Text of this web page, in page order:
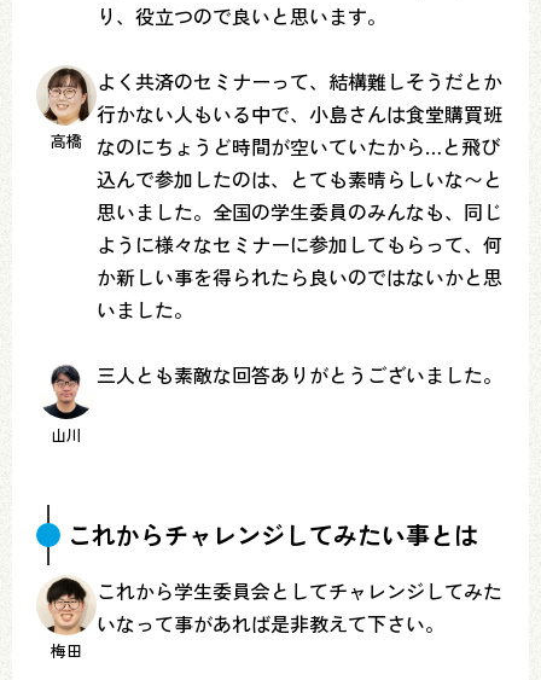
り、役立つので良いと思います。
高橋
よく共済のセミナーって、結構難しそうだとか
行かない人もいる中で、小島さんは食堂購買班
なのにちょうど時間が空いていたから…と飛び
込んで参加したのは、とても素晴らしいな〜と
思いました。全国の学生委員のみんなも、同じ
ように様々なセミナーに参加してもらって、何
か新しい事を得られたら良いのではないかと思
いました。
山川
三人とも素敵な回答ありがとうございました。
これからチャレンジしてみたい事とは
梅田
これから学生委員会としてチャレンジしてみた
いなって事があれば是非教えて下さい。